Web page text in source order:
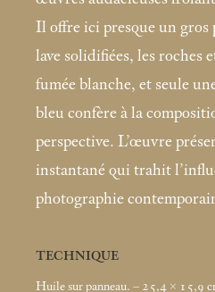
Il offre ici presque un gros
lave solidifiées, les roches
fumée blanche, et seule
bleu confère à la
perspective. L’œuvre
instantané qui trahit
photographie
TECHNIQUE
Huile sur panneau. – 25,4 × 15,9